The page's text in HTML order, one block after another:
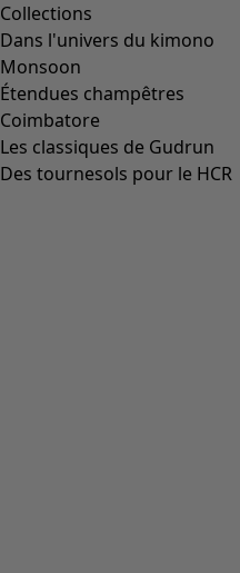
Collections
Dans l'univers du kimono
Monsoon
Étendues champêtres
Coimbatore
Les classiques de Gudrun
Des tournesols pour le HCR